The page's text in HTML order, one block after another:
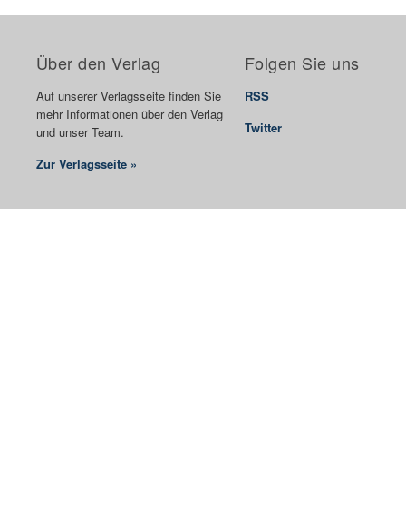
Über den Verlag
Auf unserer Verlagsseite finden Sie
mehr Informationen über den Verlag
und unser Team.
Zur Verlagsseite »
Folgen Sie uns
RSS
Twitter